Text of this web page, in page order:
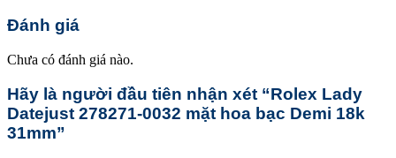
Đánh giá
Chưa có đánh giá nào.
Hãy là người đầu tiên nhận xét “Rolex Lady
Datejust 278271-0032 mặt hoa bạc Demi 18k
31mm”